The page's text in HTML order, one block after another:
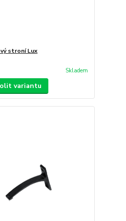
stroní Lux
Skladem
variantu